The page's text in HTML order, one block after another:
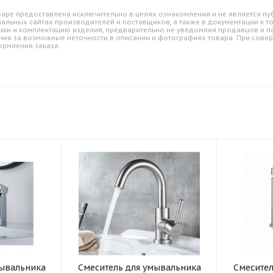
предоставлена исключительно в целях ознакомления и не является
сайтах производителей и поставщиков, а также в документации к
и комплектацию изделий, предварительно не уведомляя продавцов и
за возможные неточности в описании и фотографиях товара. При
заказа.
Смеситель для умывальника Смеситель для